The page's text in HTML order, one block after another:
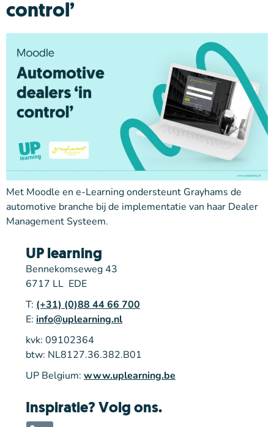
control’
Met Moodle en e-Learning ondersteunt Grayhams de
automotive branche bij de implementatie van haar Dealer
Management Systeem.
UP learning
Bennekomseweg 43
6717 LL EDE
T: (+31) (0)88 44 66 700
E: info@uplearning.nl
kvk: 09102364
btw: NL8127.36.382.B01
UP Belgium: www.uplearning.be
Inspiratie? Volg ons.